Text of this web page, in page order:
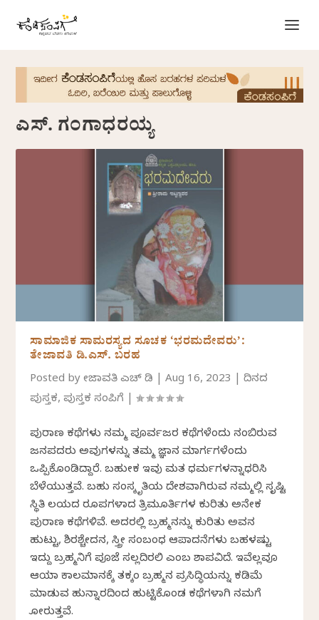
ಎಸ್. ಗಂಗಾಧರಯ್ಯ
ಸಾಮಾಜಿಕ ಸಾಮರಸ್ಯದ ಸೂಚಕ ‘ಭರಮದೇವರು’:
ತೇಜಾವತಿ ಡಿ.ಎಸ್.‌ ಬರಹ
Posted byತೇಜಾವತಿ ಎಚ್ ಡಿ |Aug 16, 2023 |ದಿನದ
ಪುಸ್ತಕ,ಪುಸ್ತಕ ಸಂಪಿಗೆ |
ಪುರಾಣ ಕಥೆಗಳು ನಮ್ಮ ಪೂರ್ವಜರ ಕಥೆಗಳೆಂದು ನಂಬಿರುವ
ಜನಪದರು ಅವುಗಳನ್ನು ತಮ್ಮ ಜ್ಞಾನ ಮಾರ್ಗಗಳೆಂದು
ಒಪ್ಪಿಕೊಂಡಿದ್ದಾರೆ. ಬಹುತೇಕ ಇವು ಮತ ಧರ್ಮಗಳನ್ನಾಧರಿಸಿ
ಬೆಳೆಯುತ್ತವೆ. ಬಹು ಸಂಸ್ಕೃತಿಯ ದೇಶವಾಗಿರುವ ನಮ್ಮಲ್ಲಿ ಸೃಷ್ಟಿ
ಸ್ಥಿತಿ ಲಯದ ರೂಪಗಳಾದ ತ್ರಿಮೂರ್ತಿಗಳ ಕುರಿತು ಅನೇಕ
ಪುರಾಣ ಕಥೆಗಳಿವೆ. ಅದರಲ್ಲಿ ಬ್ರಹ್ಮನನ್ನು ಕುರಿತು ಅವನ
ಹುಟ್ಟು, ಶಿರಶ್ಚೇದನ, ಸ್ತ್ರೀ ಸಂಬಂಧ ಆಪಾದನೆಗಳು ಬಹಳಷ್ಟು
ಇದ್ದು ಬ್ರಹ್ಮನಿಗೆ ಪೂಜೆ ಸಲ್ಲದಿರಲಿ ಎಂಬ ಶಾಪವಿದೆ. ಇವೆಲ್ಲವೂ
ಆಯಾ ಕಾಲಮಾನಕ್ಕೆ ತಕ್ಕಂತೆ ಬ್ರಹ್ಮನ ಪ್ರಸಿದ್ಧಿಯನ್ನು ಕಡಿಮೆ
ಮಾಡುವ ಹುನ್ನಾರದಿಂದ ಹುಟ್ಟಿಕೊಂಡ ಕಥೆಗಳಾಗಿ ನಮಗೆ
ತೋರುತ್ತವೆ.